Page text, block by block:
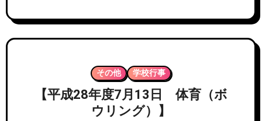
その他 学校行事
【平成28年度7月13日 体育（ボ
ウリング）】